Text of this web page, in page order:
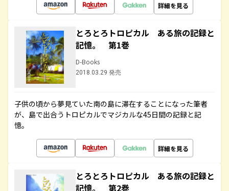
詳細を見る
とろとろトロピカル ある旅の記録と
記憶。 第1巻
D-Books
2018.03.29 発売
子供の頃から夢見ていた南の島に滞在することになった筆者
が、島で出合うトロピカルでマジカルな45日間の記録と記
憶。
詳細を見る
とろとろトロピカル ある旅の記録と
記憶。 第2巻